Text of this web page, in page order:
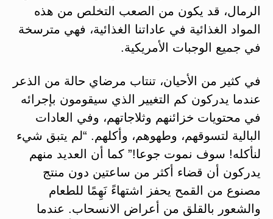
الرمال، قد يكون من الصعب التخلص من هذه
المواد الغذائية في عاداتنا الغذائية، فهي مترسخة
في جميع الوجبات الأمريكية.
في كثير من الأحيان، تنتاب مرضاي حالة من الذعر
عندما يدركون كم التغيير الذي سيقومون بإجرائه
في محتويات خزائنهم وثلاجاتهم، وفي العادات
البالية لتسوقهم، وطهوهم، وأكلهم. “لم يتبق شيء
لنأكله! سوف نموت جوعا!” كما أن العديد منهم
يدركون أن قضاء أكثر من ساعتين دون منتج
مصنوع من القمح يحفز اشتهاءً نَهِمًا للطعام
والشعور بالقلق من أعراض الانسحاب. عندما